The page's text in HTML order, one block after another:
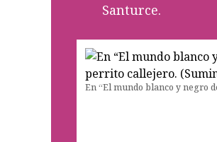
Santurce.
En “El mundo blanco y negro